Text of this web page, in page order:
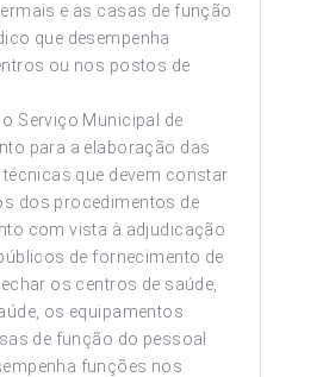
e as casas de função
que desempenha
ou nos postos de
Serviço Municipal de
para a elaboração das
que devem constar
dos procedimentos de
com vista à adjudicação
de fornecimento de
os centros de saúde,
os equipamentos
de função do pessoal
funções nos